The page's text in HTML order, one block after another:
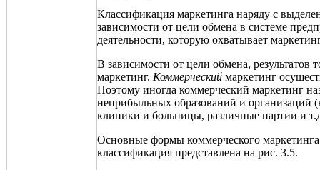
Классификация маркетинга наряду с
зависимости от цели обмена в системе
деятельности, которую охватывает
В зависимости от цели обмена,
маркетинг. Коммерческий маркетинг
Поэтому иногда коммерческий маркетинг
неприбыльных образований и организаций
клиники и больницы, различные партии и
Основные формы коммерческого
классификация представлена на рис. 3.5.